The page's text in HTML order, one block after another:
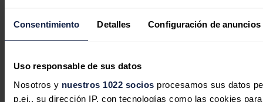
Consentimiento Detalles Configuración de anuncios
Uso responsable de sus datos
Nosotros y nuestros 1022 socios procesamos sus datos
p.ej., su dirección IP, con tecnologías como las cookies para
Redacción04/08/2026